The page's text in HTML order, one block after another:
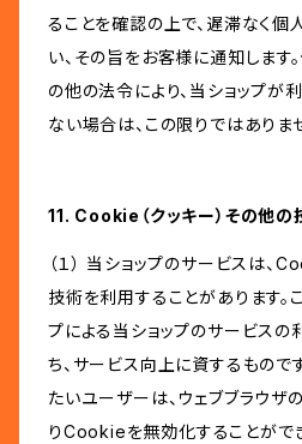
ることを確認の上で、遅滞なく
い、その旨をお客様に通知します
の他の法令により、当ショップ
ない場合は、この限りではありま
11. Cookie（クッキー）その他の
（１） 当ショップのサービスは
技術を利用することがあります。
プによる当ショップのサービス
ち、サービス向上に資するもの
たいユーザーは、ウェブブラウザ
りCookieを無効化することがで